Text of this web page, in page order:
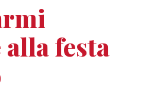
festa